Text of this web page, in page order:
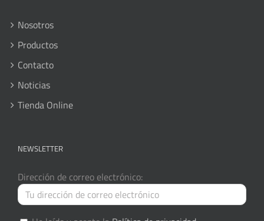
Nosotros
Productos
Contacto
Noticias
Tienda Online
NEWSLETTER
Dirección de correo electrónico: